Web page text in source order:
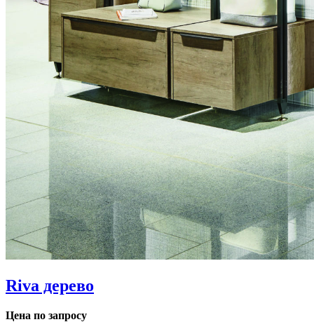
Riva дерево
Цена по запросу